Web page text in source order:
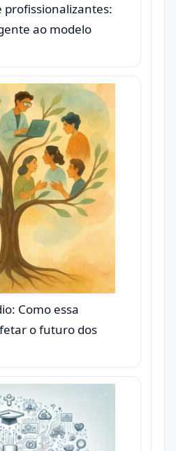
profissionalizantes:
ao modelo
Como essa
o futuro dos